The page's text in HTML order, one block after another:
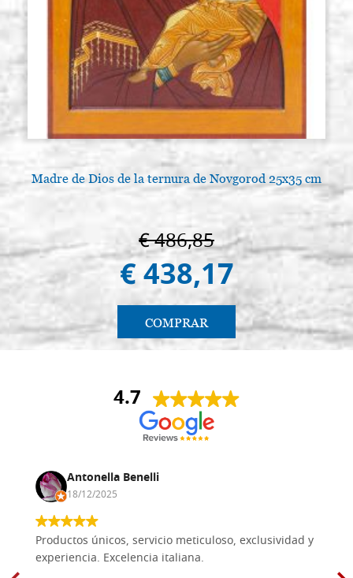
Madre de Dios de la ternura de Novgorod 25x35 cm
€ 486,85
€ 438,17
COMPRAR
4.7
Antonella Benelli
18/12/2025
Productos únicos, servicio meticuloso, exclusividad y
experiencia. Excelencia italiana.